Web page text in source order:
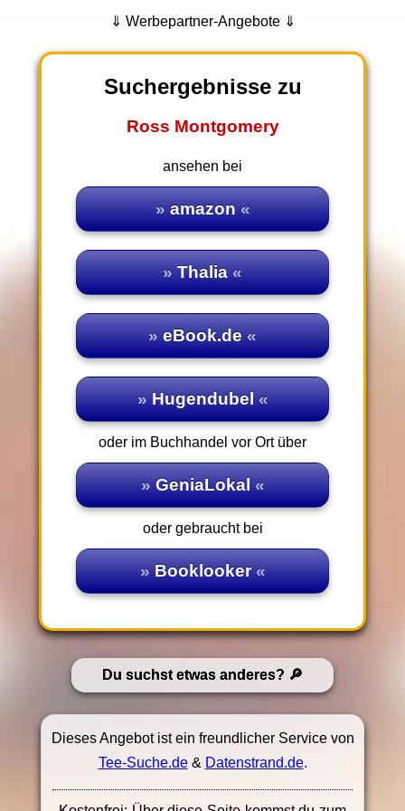
⇓ Werbepartner-Angebote ⇓
Suchergebnisse zu
Ross Montgomery
ansehen bei
amazon
Thalia
eBook.de
Hugendubel
oder im Buchhandel vor Ort über
GeniaLokal
oder gebraucht bei
Booklooker
Du suchst etwas anderes?
Dieses Angebot ist ein freundlicher Service von
Tee-Suche.de& Datenstrand.de.